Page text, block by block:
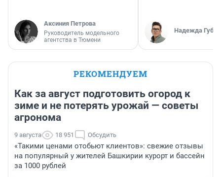
Аксиния Петрова
Руководитель модельного
агентства в Тюмени
Надежда
РЕКОМЕНДУЕМ
Как за август подготовить огород к
зиме и не потерять урожай — советы
агронома
9 августа 18 951 Обсудить
«Такими ценами отобьют клиентов»: свежие отзывы
на популярный у жителей Башкирии курорт и бассейн
за 1000 рублей